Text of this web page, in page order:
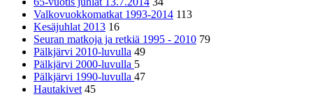
Valkovuokkomatkat 1993-2014 113
Kesäjuhlat 2013 16
Seuran matkoja ja retkiä 1995 - 2010 79
Pälkjärvi 2010-luvulla 49
Pälkjärvi 2000-luvulla 5
Pälkjärvi 1990-luvulla 47
Hautakivet 45